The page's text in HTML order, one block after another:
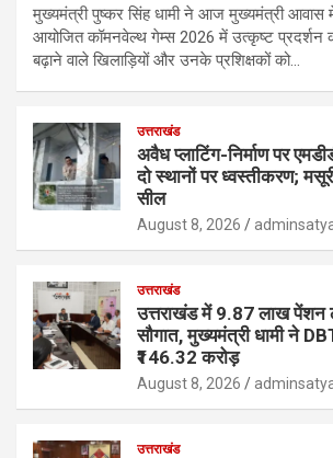
मुख्यमंत्री पुष्कर सिंह धामी ने आज मुख्यमंत्री आवास
आयोजित कॉमनवेल्थ गेम्स 2026 में उत्कृष्ट प्रदर्शन
बढ़ाने वाले खिलाड़ियों और उनके प्रशिक्षकों को…
उत्तराखंड
अवैध प्लाटिंग-निर्माण पर
दो स्थानों पर ध्वस्तीकरण; मसूरी
सील
August 8, 2026
उत्तराखंड
उत्तराखंड में 9.87 लाख पेंशन
सौगात, मुख्यमंत्री धामी ने
₹146.32 करोड़
August 8, 2026
उत्तराखंड